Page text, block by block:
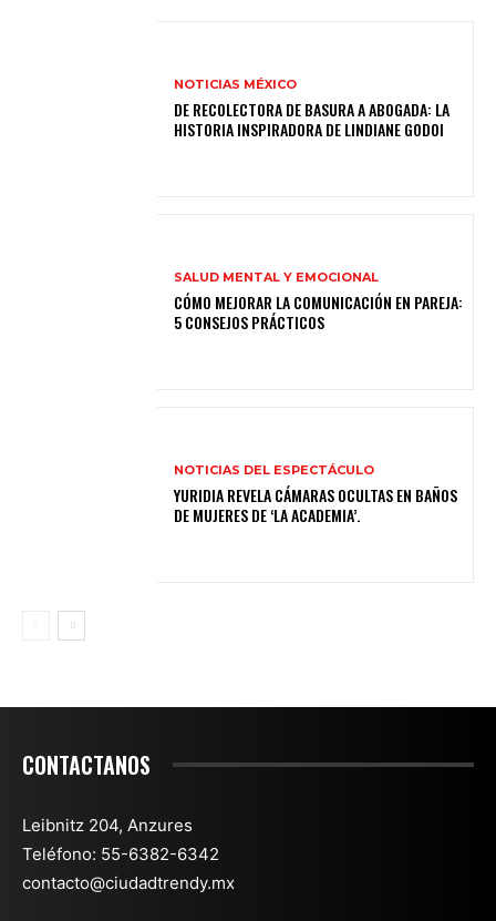
NOTICIAS MÉXICO
DE RECOLECTORA DE BASURA A ABOGADA: LA
HISTORIA INSPIRADORA DE LINDIANE GODOI
SALUD MENTAL Y EMOCIONAL
CÓMO MEJORAR LA COMUNICACIÓN EN PAREJA:
5 CONSEJOS PRÁCTICOS
NOTICIAS DEL ESPECTÁCULO
YURIDIA REVELA CÁMARAS OCULTAS EN BAÑOS
DE MUJERES DE ‘LA ACADEMIA’.
CONTACTANOS
Leibnitz 204, Anzures
Teléfono: 55-6382-6342
contacto@ciudadtrendy.mx